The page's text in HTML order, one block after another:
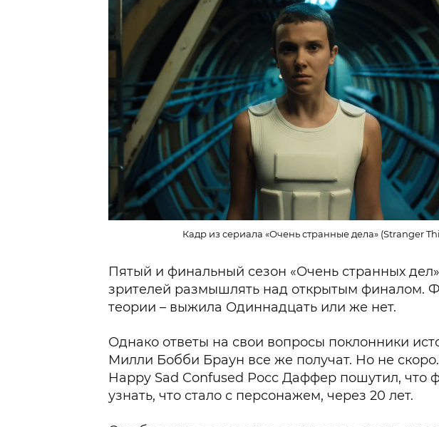
Кадр из сериала «Очень странные дела» (Stranger
Пятый и финальный сезон «Очень странных
зрителей размышлять над открытым финалом.
теории – выжила Одиннадцать или же нет.
Однако ответы на свои вопросы поклонники
Милли Бобби Браун все же получат. Но не
Happy Sad Confused Росс Даффер пошутил, что
узнать, что стало с персонажем, через 20 лет.